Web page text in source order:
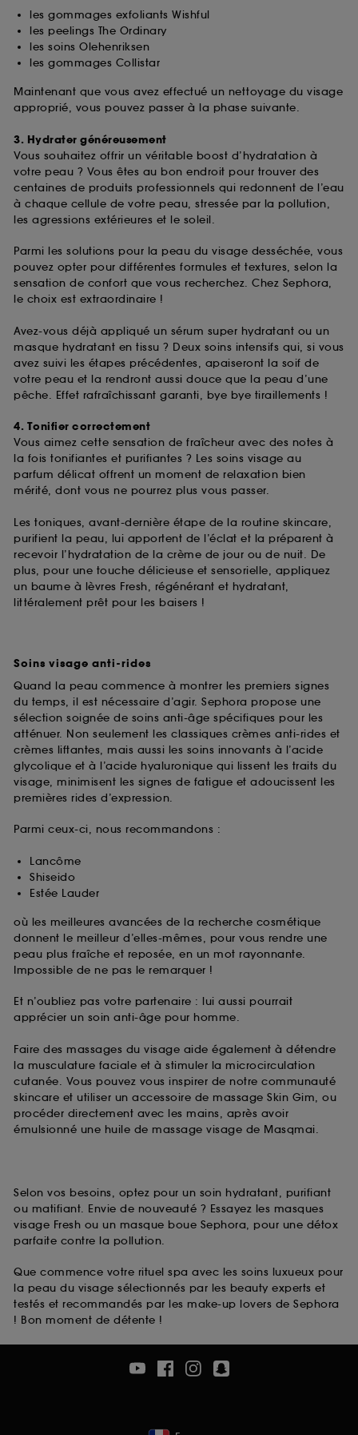
les gommages exfoliants Wishful
les peelings The Ordinary
les soins Olehenriksen
les gommages Collistar
Maintenant que vous avez effectué un nettoyage du visage
approprié, vous pouvez passer à la phase suivante.
3. Hydrater généreusement
Vous souhaitez offrir un véritable boost d’hydratation à
votre peau ? Vous êtes au bon endroit pour trouver des
centaines de produits professionnels qui redonnent de l’eau
à chaque cellule de votre peau, stressée par la pollution,
les agressions extérieures et le soleil.
Parmi les solutions pour la peau du visage desséchée, vous
pouvez opter pour différentes formules et textures, selon la
sensation de confort que vous recherchez. Chez Sephora,
le choix est extraordinaire !
Avez-vous déjà appliqué un sérum super hydratant ou un
masque hydratant en tissu ? Deux soins intensifs qui, si vous
avez suivi les étapes précédentes, apaiseront la soif de
votre peau et la rendront aussi douce que la peau d’une
pêche. Effet rafraîchissant garanti, bye bye tiraillements !
4. Tonifier correctement
Vous aimez cette sensation de fraîcheur avec des notes à
la fois tonifiantes et purifiantes ? Les soins visage au
parfum délicat offrent un moment de relaxation bien
mérité, dont vous ne pourrez plus vous passer.
Les toniques, avant-dernière étape de la routine skincare,
purifient la peau, lui apportent de l’éclat et la préparent à
recevoir l’hydratation de la crème de jour ou de nuit. De
plus, pour une touche délicieuse et sensorielle, appliquez
un baume à lèvres Fresh, régénérant et hydratant,
littéralement prêt pour les baisers !
Soins visage anti-rides
Quand la peau commence à montrer les premiers signes
du temps, il est nécessaire d’agir. Sephora propose une
sélection soignée de soins anti-âge spécifiques pour les
atténuer. Non seulement les classiques crèmes anti-rides et
crèmes liftantes, mais aussi les soins innovants à l’acide
glycolique et à l’acide hyaluronique qui lissent les traits du
visage, minimisent les signes de fatigue et adoucissent les
premières rides d’expression.
Parmi ceux-ci, nous recommandons :
Lancôme
Shiseido
Estée Lauder
où les meilleures avancées de la recherche cosmétique
donnent le meilleur d’elles-mêmes, pour vous rendre une
peau plus fraîche et reposée, en un mot rayonnante.
Impossible de ne pas le remarquer !
Et n’oubliez pas votre partenaire : lui aussi pourrait
apprécier un soin anti-âge pour homme.
Faire des massages du visage aide également à détendre
la musculature faciale et à stimuler la microcirculation
cutanée. Vous pouvez vous inspirer de notre communauté
skincare et utiliser un accessoire de massage Skin Gim, ou
procéder directement avec les mains, après avoir
émulsionné une huile de massage visage de Masqmai.
Selon vos besoins, optez pour un soin hydratant, purifiant
ou matifiant. Envie de nouveauté ? Essayez les masques
visage Fresh ou un masque boue Sephora, pour une détox
parfaite contre la pollution.
Que commence votre rituel spa avec les soins luxueux pour
la peau du visage sélectionnés par les beauty experts et
testés et recommandés par les make-up lovers de Sephora
! Bon moment de détente !
fréquentation et de navigation sur notre site afin
d’en améliorer la performance.
Cookies de sécurisation des paiements en ligne :
ils nous permettent de lutter notamment contre les
fraudes aux moyens de paiement et les
usurpations d’identité.
Cookies fonctionnels :
permettant l’affichage et/ou la fourniture de
certaines fonctionnalités du site, tel que les
cookies d’authentification qui sont utilisés afin de
vous faire bénéficier de l’authentification
prolongée vous permettant d’accéder à votre
compte lors de votre prochaine visite sur le site
passe.
lecture de ces traceurs requiert votre accord. Vous
pouvez personnaliser vos choix concernant le dépôt
de ces cookies grâce au bouton "personnaliser mes
choix" ci-dessous ou décider de "tout accepter".
Sephora pourra associer les informations de
navigation collectées par ces Cookies, pour les
finalités acceptées, avec les données personnelles
collectées ou générées lors de votre activité en ligne
sur "continuer sans accepter". Voous pouvez à tout
moment choisir de retirer votrte consentement. Si vous
souhaitez obtenir plus d'information sur les cookies